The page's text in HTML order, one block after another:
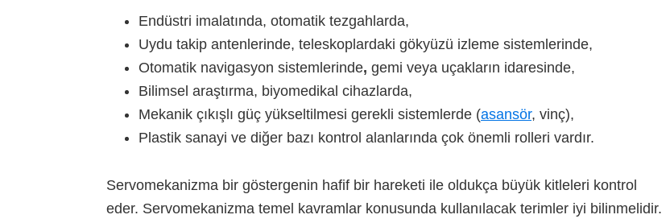
Endüstri imalatında, otomatik tezgahlarda,
Uydu takip antenlerinde, teleskoplardaki gökyüzü izleme sistemlerinde,
Otomatik navigasyon sistemlerinde, gemi veya uçakların idaresinde,
Bilimsel araştırma, biyomedikal cihazlarda,
Mekanik çıkışlı güç yükseltilmesi gerekli sistemlerde (asansör, vinç),
Plastik sanayi ve diğer bazı kontrol alanlarında çok önemli rolleri vardır.
Servomekanizma bir göstergenin hafif bir hareketi ile oldukça büyük kitleleri kontrol
eder. Servomekanizma temel kavramlar konusunda kullanılacak terimler iyi bilinmelidir.